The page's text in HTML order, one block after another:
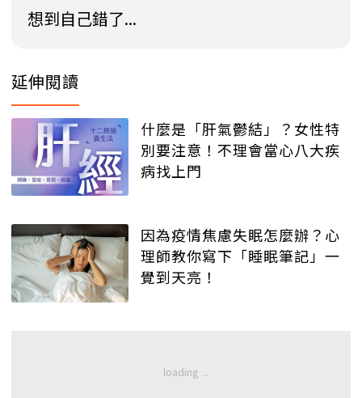
想到自己錯了...
延伸閱讀
什麼是「肝氣鬱結」？女性特
別要注意！不理會當心八大疾
病找上門
因為疫情焦慮失眠怎麼辦？心
理師教你寫下「睡眠筆記」一
覺到天亮！